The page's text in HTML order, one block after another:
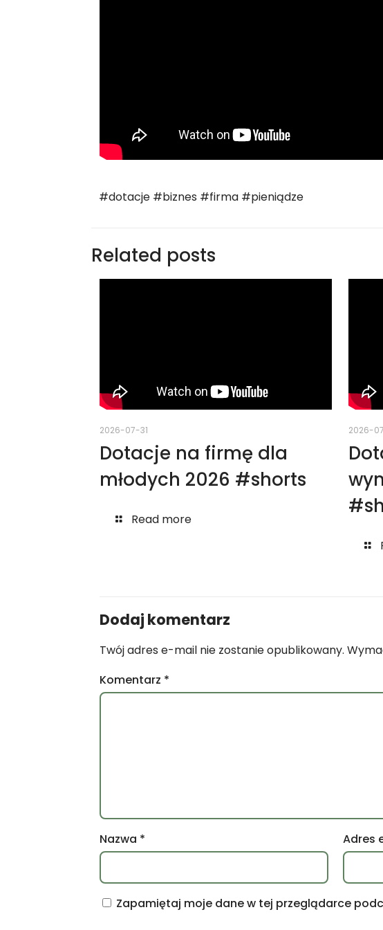
#dotacje #biznes #firma #pieniądze
Related posts
2026-07-31
Dotacje na firmę dla
młodych 2026 #shorts
Read more
2026-
Dodaj komentarz
Twój adres e-mail nie zostanie opublikowany.
Komentarz *
Nazwa * Adres
Zapamiętaj moje dane w tej przeglądarce